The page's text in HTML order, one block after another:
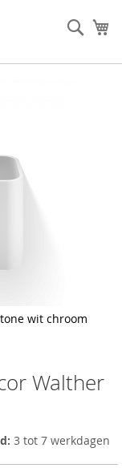
Walther
3 tot 7 werkdagen
wit chroom